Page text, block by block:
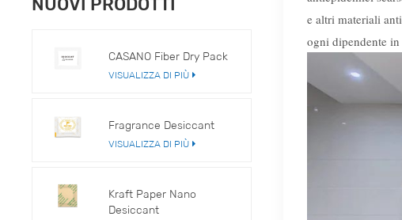
e altri materiali
ogni dipendente
NUOVI PRODOTTI
CASANO Fiber Dry Pack
VISUALIZZA DI PIÙ
Fragrance Desiccant
VISUALIZZA DI PIÙ
Kraft Paper Nano
Desiccant